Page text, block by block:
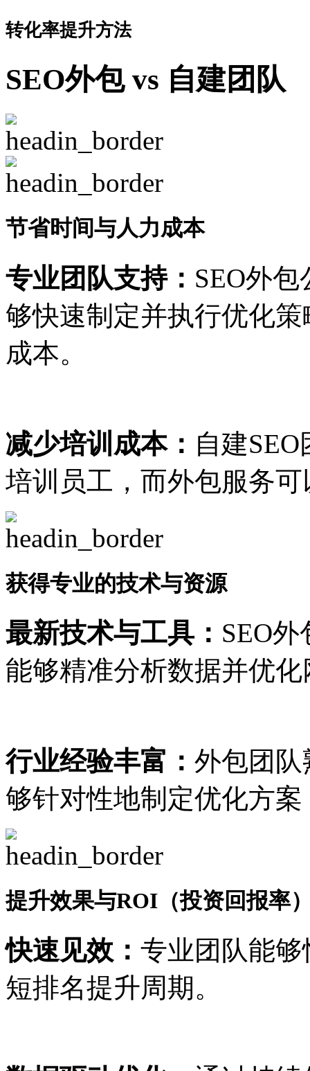
转化率提升方法
SEO外包 vs 自建团队
节省时间与人力成本
专业团队支持： SEO外
够快速制定并执行优化
成本。
减少培训成本： 自建
培训员工，而外包服务
获得专业的技术与资源
最新技术与工具： SEO
能够精准分析数据并优化
行业经验丰富： 外包团队
够针对性地制定优化方
提升效果与ROI（投资回报率
快速见效： 专业团队能
短排名提升周期。